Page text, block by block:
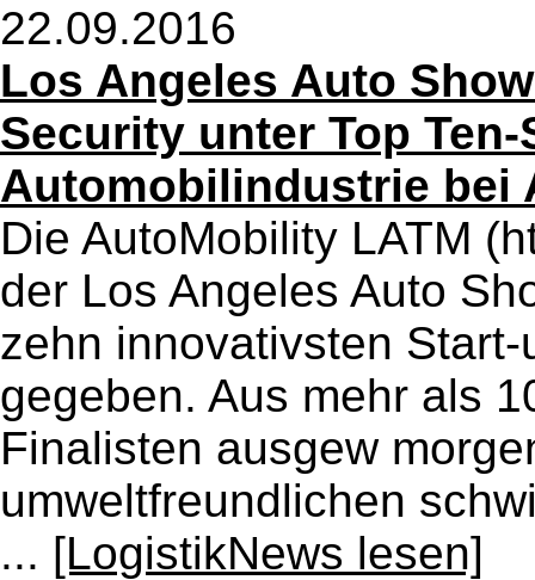
22.09.2016
Los Angeles Auto
Security unter Top
Automobilindustrie bei
Die AutoMobility LATM
der Los Angeles Auto
zehn innovativsten
gegeben. Aus mehr als
Finalisten ausgew
umweltfreundlichen
... [LogistikNews lesen]